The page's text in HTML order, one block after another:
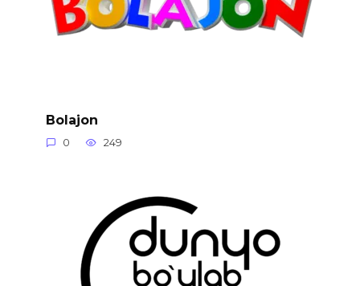
Bolajon
0 249